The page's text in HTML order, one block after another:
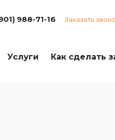
988-71-16 Заказать
Услуги Как сделать